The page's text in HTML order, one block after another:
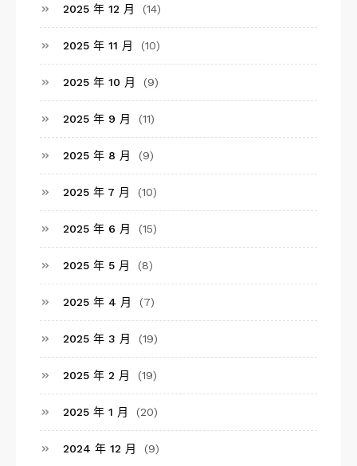
2025 年 12 月 (14)
2025 年 11 月 (10)
2025 年 10 月 (9)
2025 年 9 月 (11)
2025 年 8 月 (9)
2025 年 7 月 (10)
2025 年 6 月 (15)
2025 年 5 月 (8)
2025 年 4 月 (7)
2025 年 3 月 (19)
2025 年 2 月 (19)
2025 年 1 月 (20)
2024 年 12 月 (9)